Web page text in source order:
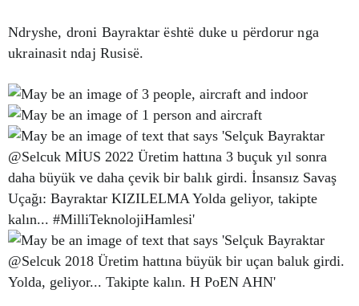
Ndryshe, droni Bayraktar është duke u përdorur nga
ukrainasit ndaj Rusisë.